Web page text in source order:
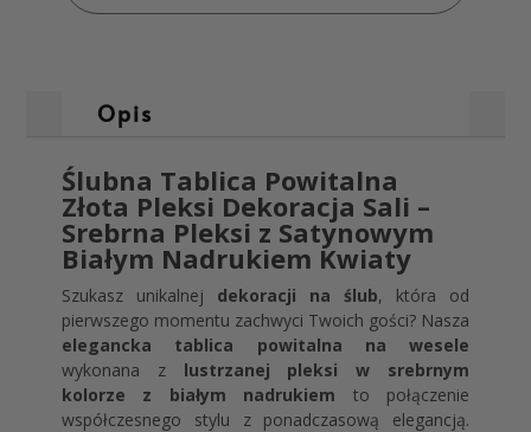
Opis
Ślubna Tablica Powitalna
Złota Pleksi Dekoracja Sali –
Srebrna Pleksi z Satynowym
Białym Nadrukiem Kwiaty
Szukasz unikalnej dekoracji na ślub, która od
pierwszego momentu zachwyci Twoich gości? Nasza
elegancka tablica powitalna na wesele
wykonana z lustrzanej pleksi w srebrnym
kolorze z białym nadrukiem to połączenie
współczesnego stylu z ponadczasową elegancją.